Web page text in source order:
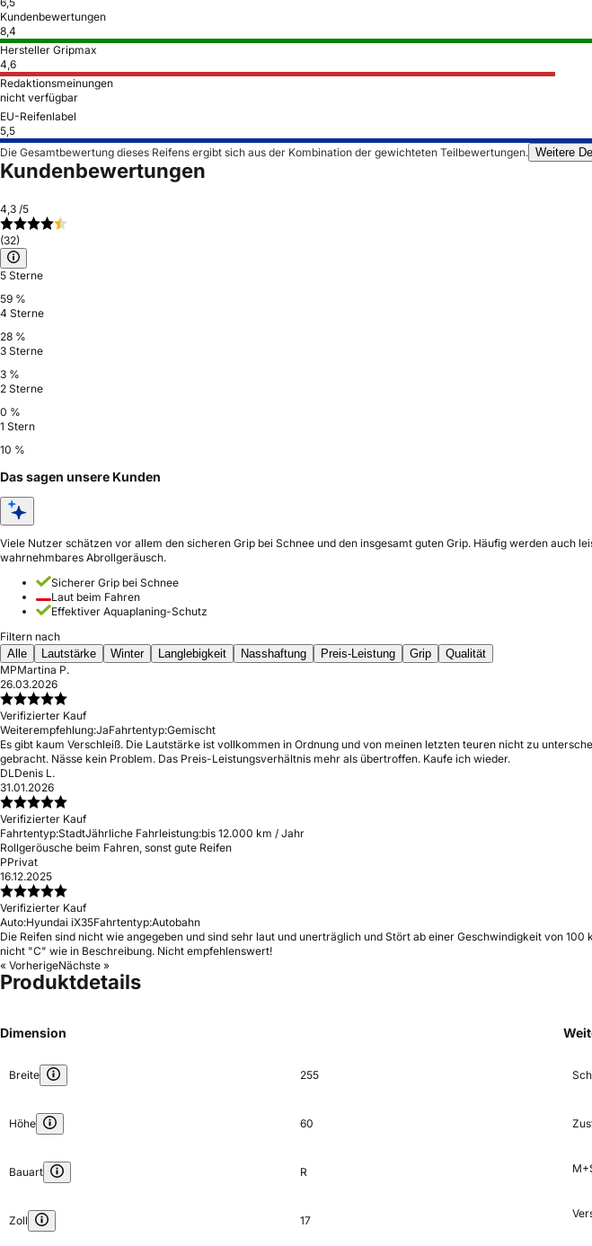
Kundenbewertungen
8,4
Hersteller Gripmax
4,6
Redaktionsmeinungen
nicht verfügbar
EU-Reifenlabel
5,5
Die Gesamtbewertung dieses Reifens ergibt sich aus der Kombination der gewichteten Teilbewertungen. Weitere
Kundenbewertungen
4,3 /5
(32)
5 Sterne
59 %
4 Sterne
28 %
3 Sterne
3 %
2 Sterne
0 %
1 Stern
10 %
Das sagen unsere Kunden
Viele Nutzer schätzen vor allem den sicheren Grip bei Schnee und den insgesamt guten Grip. Häufig werden
wahrnehmbares Abrollgeräusch.
Sicherer Grip bei Schnee
Laut beim Fahren
Effektiver Aquaplaning-Schutz
Filtern nach
Alle
Lautstärke Winter Langlebigkeit Nasshaftung Preis-Leistung Grip
Qualität
MPMartina P.
26.03.2026
Verifizierter Kauf
Weiterempfehlung:JaFahrtentyp:Gemischt
Es gibt kaum Verschleiß. Die Lautstärke ist vollkommen in Ordnung und von meinen letzten teuren nicht zu
gebracht. Nässe kein Problem. Das Preis-Leistungsverhältnis mehr als übertroffen. Kaufe ich wieder.
DLDenis L.
31.01.2026
Verifizierter Kauf
Fahrtentyp:StadtJährliche Fahrleistung:bis 12.000 km / Jahr
Rollgeröusche beim Fahren, sonst gute Reifen
PPrivat
16.12.2025
Verifizierter Kauf
Auto:Hyundai iX35Fahrtentyp:Autobahn
Die Reifen sind nicht wie angegeben und sind sehr laut und unerträglich und Stört ab einer Geschwindigkeit von
nicht "C" wie in Beschreibung. Nicht empfehlenswert!
« VorherigeNächste »
Produktdetails
Dimension
Breite 255
Höhe 60
Bauart R
Zoll 17